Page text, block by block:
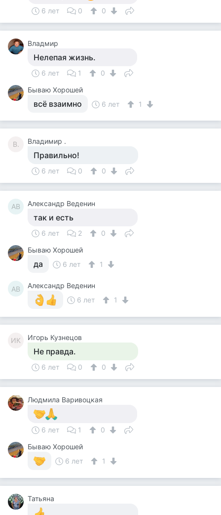
6 лет 0 0
Владмир
Нелепая жизнь.
6 лет 1
0
Бываю Хорошей
всё взаимно 6 лет 1
В. Владимир .
Правильно!
6 лет 0 0
АВ Александр Веденин
так и есть
6 лет 2
0
Бываю Хорошей
да 6 лет 1
АВ
Александр Веденин
6 лет
1
ИК Игорь Кузнецов
Не правда.
6 лет 0 0
Людмила Варивоцкая
6 лет 1
0
Бываю Хорошей
6 лет
1
Татьяна